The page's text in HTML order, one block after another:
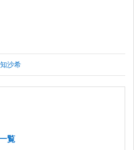
沙希
覧